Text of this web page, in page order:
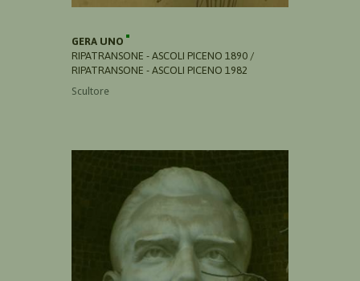
GERA UNO
RIPATRANSONE - ASCOLI PICENO 1890 /
RIPATRANSONE - ASCOLI PICENO 1982
Scultore